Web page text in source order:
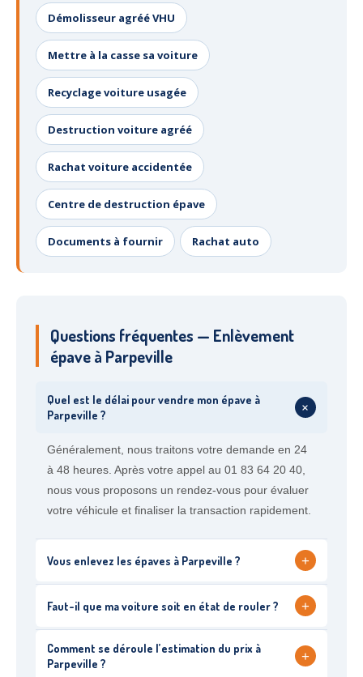
Démolisseur agréé VHU
Mettre à la casse sa voiture
Recyclage voiture usagée
Destruction voiture agréé
Rachat voiture accidentée
Centre de destruction épave
Documents à fournir Rachat auto
Questions fréquentes — Enlèvement
épave à Parpeville
Quel est le délai pour vendre mon épave à
Parpeville ?
+
Généralement, nous traitons votre demande en 24
à 48 heures. Après votre appel au 01 83 64 20 40,
nous vous proposons un rendez-vous pour évaluer
votre véhicule et finaliser la transaction rapidement.
Vous enlevez les épaves à Parpeville ? +
Faut-il que ma voiture soit en état de rouler ? +
Comment se déroule l’estimation du prix à
Parpeville ?
+